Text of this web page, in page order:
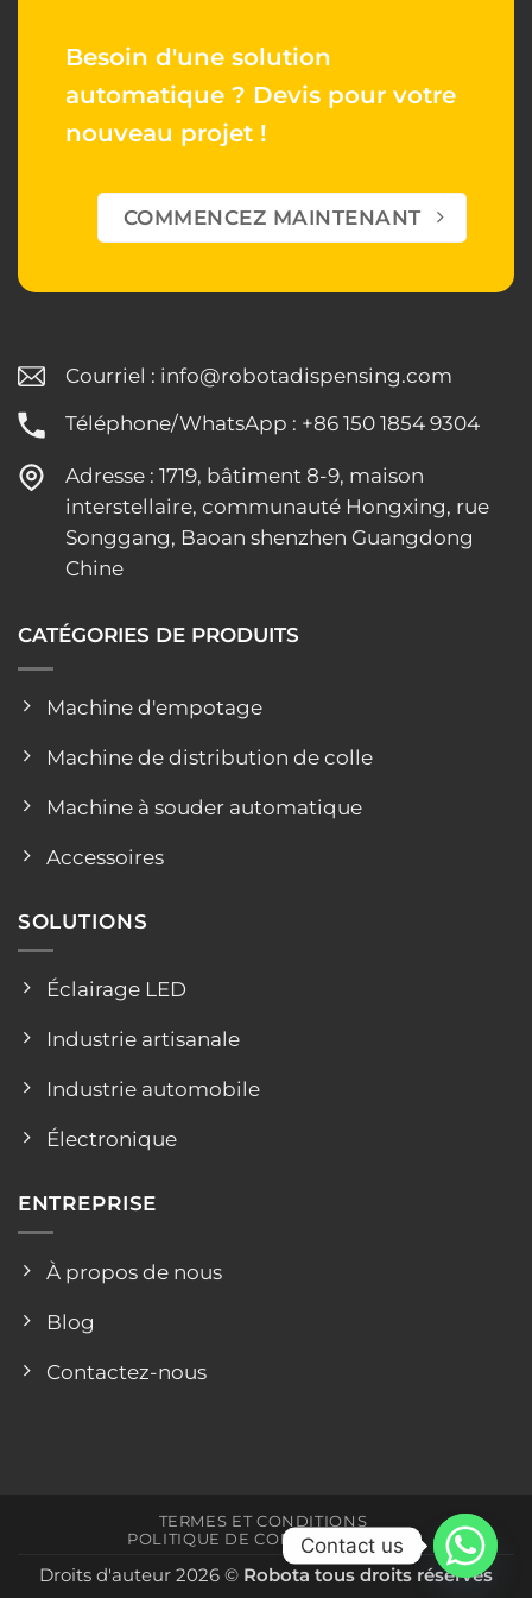
Besoin d'une solution
automatique ? Devis pour votre
nouveau projet !
COMMENCEZ MAINTENANT
Courriel : info@robotadispensing.com
Téléphone/WhatsApp : +86 150 1854 9304
Adresse : 1719, bâtiment 8-9, maison
interstellaire, communauté Hongxing, rue
Songgang, Baoan shenzhen Guangdong
Chine
CATÉGORIES DE PRODUITS
Machine d'empotage
Machine de distribution de colle
Machine à souder automatique
Accessoires
SOLUTIONS
Éclairage LED
Industrie artisanale
Industrie automobile
Électronique
ENTREPRISE
À propos de nous
Blog
Contactez-nous
TERMES ET CONDITIONS
POLITIQUE DE CONFIDENTIALITÉ
Droits d'auteur 2026 © Robota tous droits réservés
Contact us